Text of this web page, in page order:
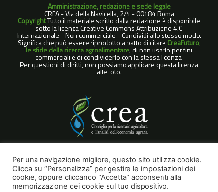
Amministrazione, redazione e sede legale
CREA - Via della Navicella, 2/4 - 00184 Roma
CopyrightTutto il materiale scritto dalla redazione è disponibile
sotto la licenza Creative Commons Attribuzione 4.0
Internazionale - Non commerciale - Condividi allo stesso modo.
Significa che può essere riprodotto a patto di citare CreaFuturo,
le sfide della ricerca agroalimentare, di non usarlo per fini
commerciali e di condividerlo con la stessa licenza.
Per questioni di diritti, non possiamo applicare questa licenza
alle foto.
COOKIE POLICY
NOTE LEGALI
PRIVACY POLICY
Per una navigazione migliore, questo sito utilizza cookie.
Clicca su “Personalizza” per gestire le impostazioni dei
cookie, oppure cliccando "Accetta" acconsenti alla
memorizzazione dei cookie sul tuo dispositivo.